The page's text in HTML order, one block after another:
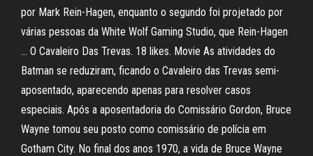
por Mark Rein-Hagen, enquanto o segundo foi projetado por
várias pessoas da White Wolf Gaming Studio, que Rein-Hagen
… O Cavaleiro Das Trevas. 18 likes. Movie As atividades do
Batman se reduziram, ficando o Cavaleiro das Trevas semi-
aposentado, aparecendo apenas para resolver casos
especiais. Após a aposentadoria do Comissário Gordon, Bruce
Wayne tomou seu posto como comissário de polícia em
Gotham City. No final dos anos 1970, a vida de Bruce Wayne